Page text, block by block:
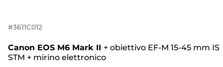
#3611C012
Canon EOS M6 Mark II + obiettivo EF-M 15-45 mm IS
STM + mirino elettronico